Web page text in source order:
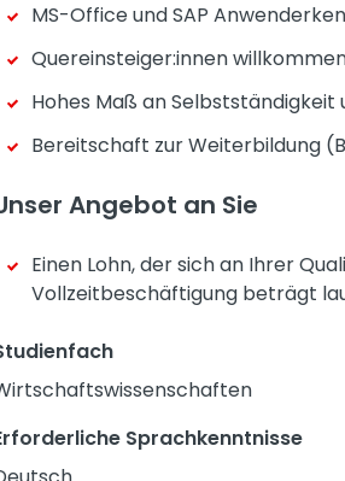
MS-Office und SAP
Quereinsteiger:innen
Hohes Maß an
Bereitschaft zur Weiterbildung
Angebot an Sie
Einen Lohn, der sich an Ihrer
Vollzeitbeschäftigung beträgt
Sprachkenntnisse